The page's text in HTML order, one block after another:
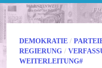
DEMOKRATIE /
REGIERUNG /
WEITERLEITUNG#